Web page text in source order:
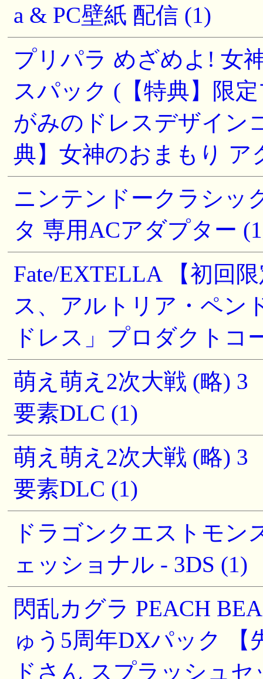
a & PC壁紙 配信 (1)
プリパラ めざめよ! 女
スパック (【特典】限
がみのドレスデザイン
典】女神のおまもり ア
ニンテンドークラシッ
タ 専用ACアダプター
Fate/EXTELLA 【初回
ス、アルトリア・ペン
ドレス」プロダクトコ
萌え萌え2次大戦 (略) 3
要素DLC (1)
萌え萌え2次大戦 (略) 3
要素DLC (1)
ドラゴンクエストモン
ェッショナル - 3DS (1)
閃乱カグラ PEACH
ゅう5周年DXパック 【
ドさん スプラッシュ